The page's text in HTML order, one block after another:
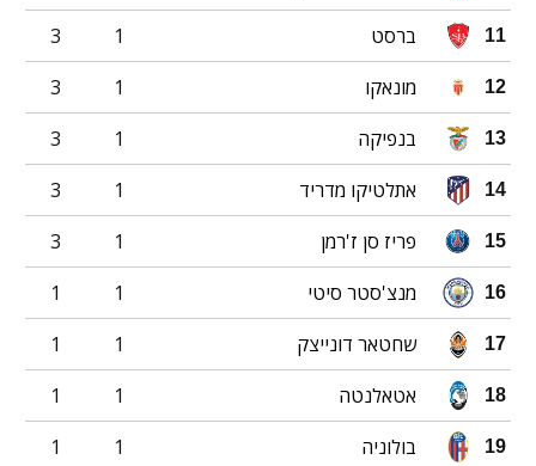
11 ברסט 1
3
12 מונאקו 1
3
13 בנפיקה 1
3
14 אתלטיקו מדריד 1
3
15 פריז סן ז'רמן 1
3
16 מנצ'סטר סיטי 1
1
17 שחטאר דונייצק 1
1
18 אטאלנטה 1
1
19 בולוניה 1
1